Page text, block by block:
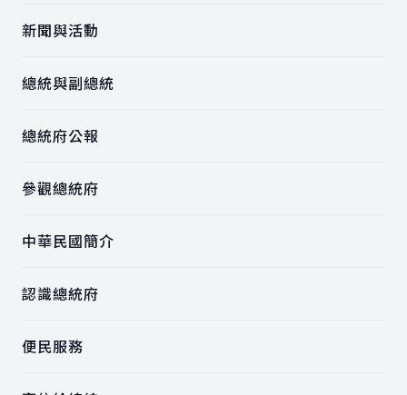
新聞與活動
總統與副總統
總統府公報
參觀總統府
中華民國簡介
認識總統府
便民服務